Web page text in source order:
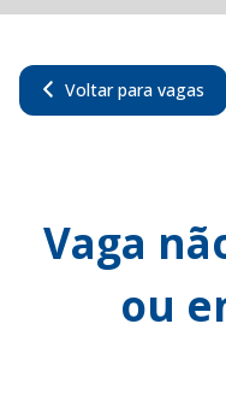
Voltar para vagas
Vaga
ou